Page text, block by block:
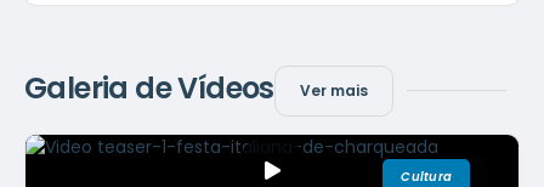
Galeria de Vídeos Ver mais
Cultura